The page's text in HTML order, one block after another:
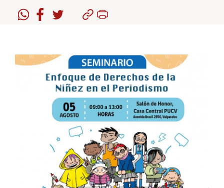
Formación Continua
Académicos
Funcionarios